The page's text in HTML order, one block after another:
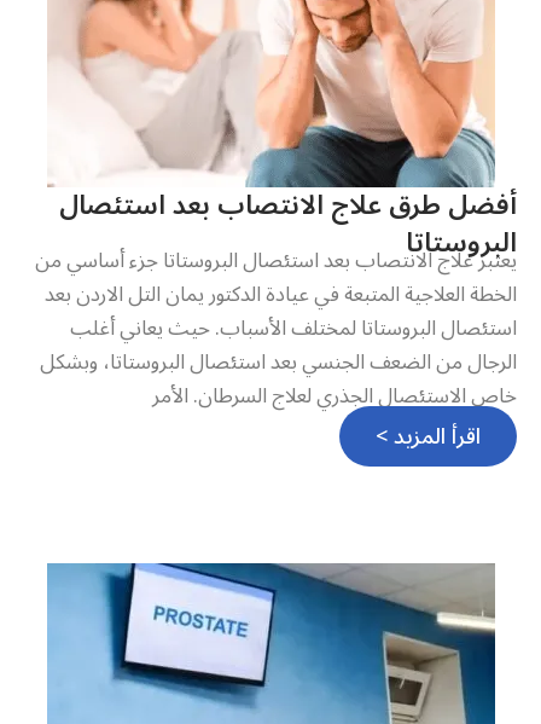
أفضل طرق علاج الانتصاب بعد استئصال
البروستاتا
يعتبر علاج الانتصاب بعد استئصال البروستاتا جزء أساسي من
الخطة العلاجية المتبعة في عيادة الدكتور يمان التل الاردن بعد
استئصال البروستاتا لمختلف الأسباب. حيث يعاني أغلب
الرجال من الضعف الجنسي بعد استئصال البروستاتا، وبشكل
خاص الاستئصال الجذري لعلاج السرطان. الأمر
اقرأ المزيد >